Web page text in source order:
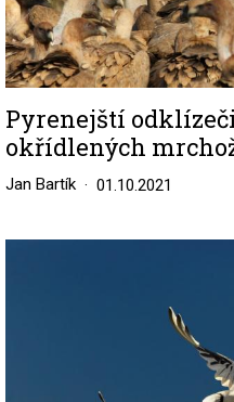
Pyrenejští
okřídlených
Jan Bartík 01.10.2021